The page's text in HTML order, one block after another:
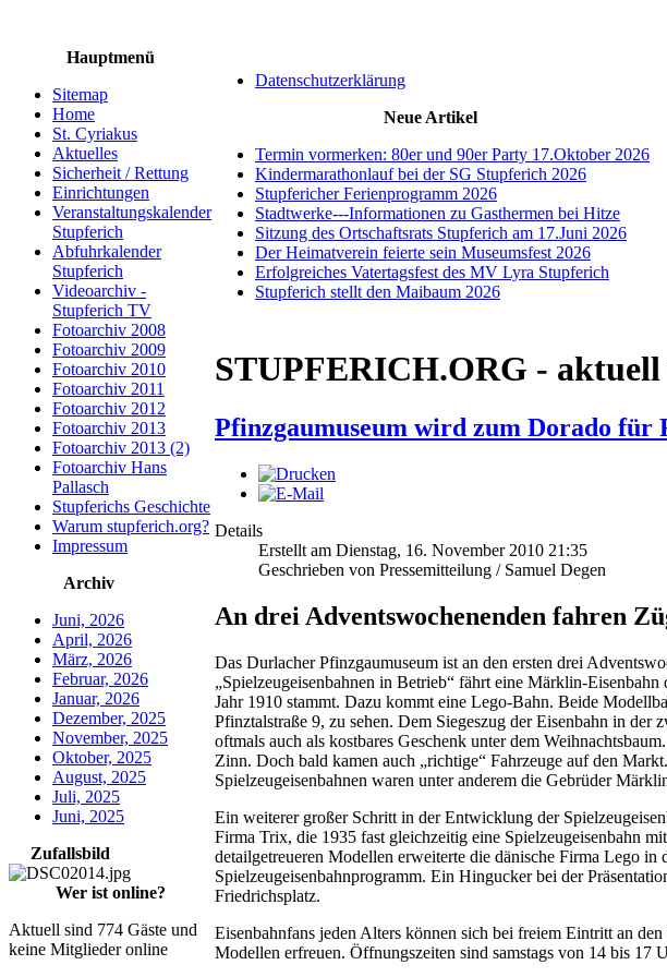
Hauptmenü
Sitemap
Home
St. Cyriakus
Aktuelles
Sicherheit / Rettung
Einrichtungen
Veranstaltungskalender
Stupferich
Abfuhrkalender
Stupferich
Videoarchiv -
Stupferich TV
Fotoarchiv 2008
Fotoarchiv 2009
Fotoarchiv 2010
Fotoarchiv 2011
Fotoarchiv 2012
Fotoarchiv 2013
Fotoarchiv 2013 (2)
Fotoarchiv Hans
Pallasch
Stupferichs Geschichte
Warum stupferich.org?
Impressum
Archiv
Juni, 2026
April, 2026
März, 2026
Februar, 2026
Januar, 2026
Dezember, 2025
November, 2025
Oktober, 2025
August, 2025
Juli, 2025
Juni, 2025
Zufallsbild
Wer ist online?
Aktuell sind 774 Gäste und
keine Mitglieder online
Datenschutzerklärung
Neue Artikel
Termin vormerken: 80er und 90er Party 17.Oktober 2026
Kindermarathonlauf bei der SG Stupferich 2026
Stupfericher Ferienprogramm 2026
Stadtwerke---Informationen zu Gasthermen bei Hitze
Sitzung des Ortschaftsrats Stupferich am 17.Juni 2026
Der Heimatverein feierte sein Museumsfest 2026
Erfolgreiches Vatertagsfest des MV Lyra Stupferich
Stupferich stellt den Maibaum 2026
STUPFERICH.ORG -
Pfinzgaumuseum wird zum Dorado für
Details
Erstellt am Dienstag, 16. November 2010 21:35
Geschrieben von Pressemitteilung / Samuel Degen
An drei Adventswochenenden fahren
Das Durlacher Pfinzgaumuseum ist an den ersten drei
„Spielzeugeisenbahnen in Betrieb“ fährt eine Märklin-
Jahr 1910 stammt. Dazu kommt eine Lego-Bahn. Beide
Pfinztalstraße 9, zu sehen. Dem Siegeszug der Eisenbahn in
oftmals auch als kostbares Geschenk unter dem
Zinn. Doch bald kamen auch „richtige“ Fahrzeuge auf den
Spielzeugeisenbahnen waren unter anderem die Gebrüder
Ein weiterer großer Schritt in der Entwicklung der
Firma Trix, die 1935 fast gleichzeitig eine Spielzeugeisenbahn
detailgetreueren Modellen erweiterte die dänische Firma Lego
Spielzeugeisenbahnprogramm. Ein Hingucker bei der
Friedrichsplatz.
Eisenbahnfans jeden Alters können sich bei freiem Eintritt an
Modellen erfreuen. Öffnungszeiten sind samstags von 14 bis 17